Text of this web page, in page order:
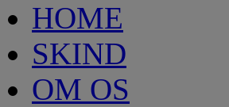
HOME
SKIND
OM OS